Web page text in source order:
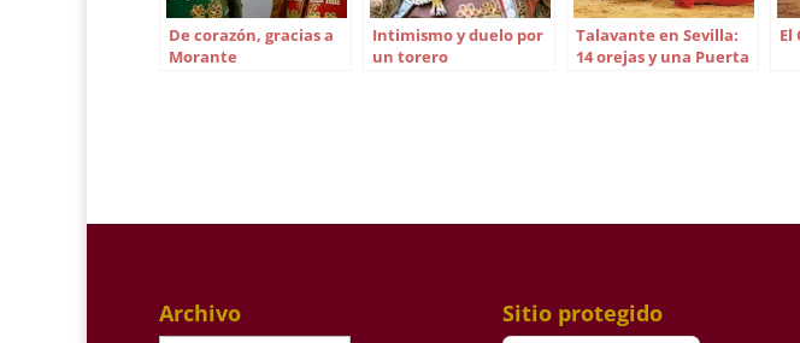
De corazón, gracias a
Morante
Intimismo y duelo por
un torero
Talavante en Sevilla:
14 orejas y una Puerta
El
Archivo Sitio protegido